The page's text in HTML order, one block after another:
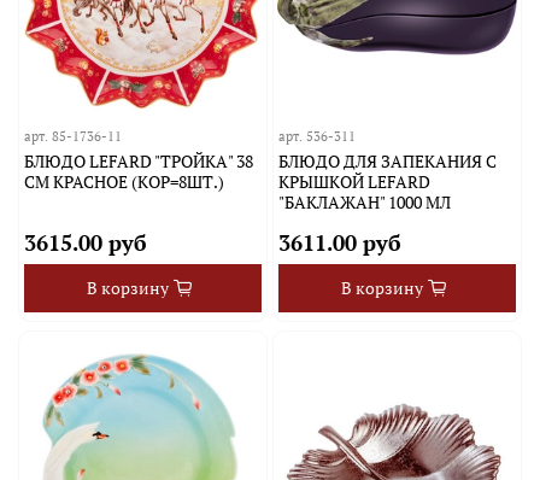
арт.85-1736-11
БЛЮДО LEFARD "ТРОЙКА" 38
СМ КРАСНОЕ (КОР=8ШТ.)
3615.00 руб
В корзину
арт. 536-311
БЛЮДО ДЛЯ ЗАПЕКАНИЯ С
КРЫШКОЙ LEFARD
"БАКЛАЖАН" 1000 МЛ
3611.00 руб
В корзину